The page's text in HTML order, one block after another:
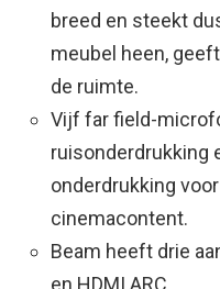
breed en steekt
meubel heen,
de ruimte.
Vijf far field-
ruisonderdrukking
onderdrukking
cinemacontent.
Beam heeft drie
en HDMI ARC.